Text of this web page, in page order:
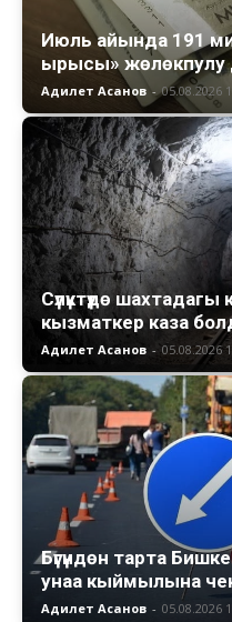
Июль айында 191
ырысы»
Адилет Асанов - 05.08.2026
Сүлүктүдө
кызматкер каза
Адилет Асанов - 05.08.2026
Бүгүндөн тарта
унаа кыймылына
Адилет Асанов - 05.08.2026